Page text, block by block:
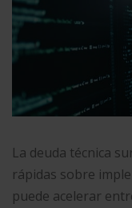
La deuda técnica
rápidas sobre
puede acelerar